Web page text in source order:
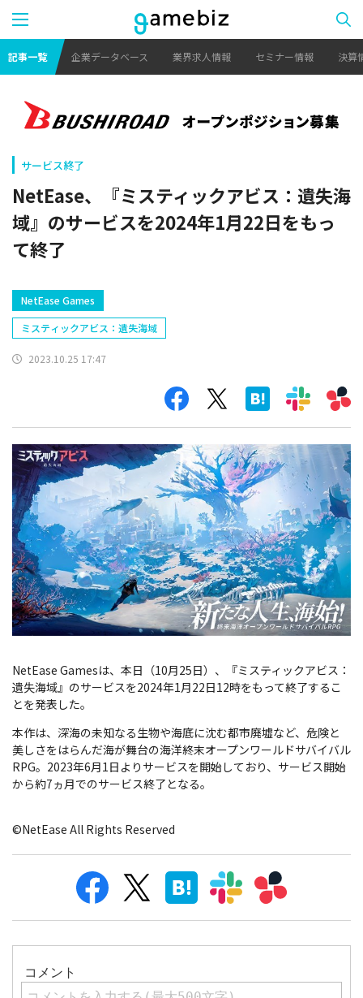
記事一覧 企業データベース 業界求人情報 セミナー情報 決算
サービス終了
NetEase、『ミスティックアビス：遺失海
域』のサービスを2024年1月22日をもっ
て終了
NetEase Games
ミスティックアビス：遺失海域
2023.10.25 17:47
NetEase Gamesは、本日（10月25日）、『ミスティックアビス：
遺失海域』のサービスを2024年1月22日12時をもって終了するこ
とを発表した。
本作は、深海の未知なる生物や海底に沈む都市廃墟など、危険と
美しさをはらんだ海が舞台の海洋終末オープンワールドサバイバル
RPG。2023年6月1日よりサービスを開始しており、サービス開始
から約7ヵ月でのサービス終了となる。
©NetEase All Rights Reserved